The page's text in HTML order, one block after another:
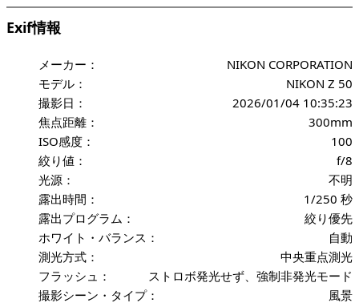
Exif情報
メーカー：
NIKON CORPORATION
モデル：
NIKON Z 50
撮影日：
2026/01/04 10:35:23
焦点距離：
300mm
ISO感度：
100
絞り値：
f/8
光源：
不明
露出時間：
1/250 秒
露出プログラム：
絞り優先
ホワイト・バランス：
自動
測光方式：
中央重点測光
フラッシュ：
ストロボ発光せず、強制非発光モード
撮影シーン・タイプ：
風景